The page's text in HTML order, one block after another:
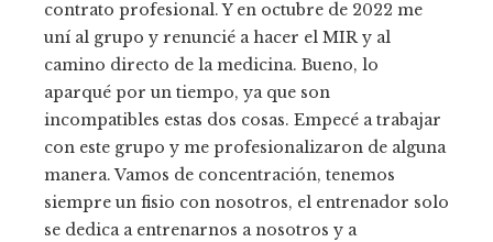
contrato profesional. Y en octubre de 2022 me
uní al grupo y renuncié a hacer el MIR y al
camino directo de la medicina. Bueno, lo
aparqué por un tiempo, ya que son
incompatibles estas dos cosas. Empecé a trabajar
con este grupo y me profesionalizaron de alguna
manera. Vamos de concentración, tenemos
siempre un fisio con nosotros, el entrenador solo
se dedica a entrenarnos a nosotros y a